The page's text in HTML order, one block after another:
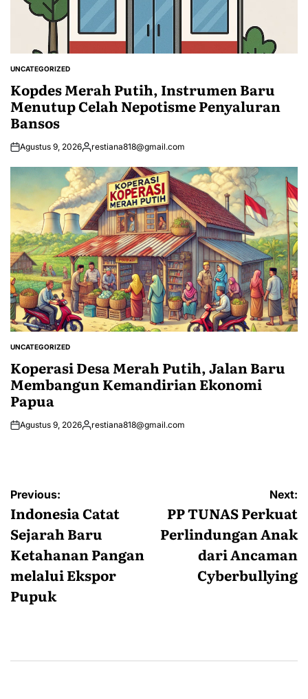
POSTED
UNCATEGORIZED
Kopdes Merah Putih, Instrumen Baru
Menutup Celah Nepotisme Penyaluran
Bansos
Agustus 9, 2026Posted
restiana818@gmail.com
POSTED
UNCATEGORIZED
Koperasi Desa Merah Putih, Jalan Baru
Membangun Kemandirian Ekonomi
Papua
Agustus 9, 2026Posted
restiana818@gmail.com
Navigasi
pos
Previous:
Indonesia Catat
Sejarah Baru
Ketahanan Pangan
melalui Ekspor
Pupuk
Next:
PP TUNAS Perkuat
Perlindungan Anak
dari Ancaman
Cyberbullying